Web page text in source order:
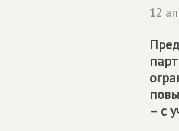
12
– с